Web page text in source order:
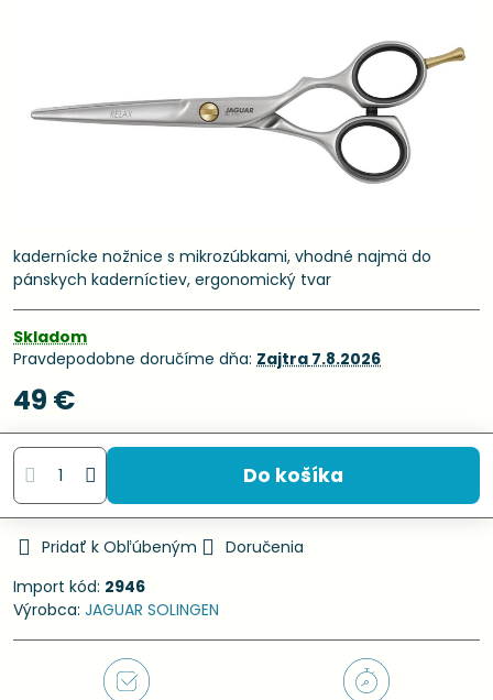
kadernícke nožnice s mikrozúbkami, vhodné najmä do
pánskych kaderníctiev, ergonomický tvar
Skladom
Pravdepodobne doručíme dňa: Zajtra7.8.2026
49 €
Do košíka
Pridať k Obľúbeným
Doručenia
Import kód: 2946
Výrobca: JAGUAR SOLINGEN